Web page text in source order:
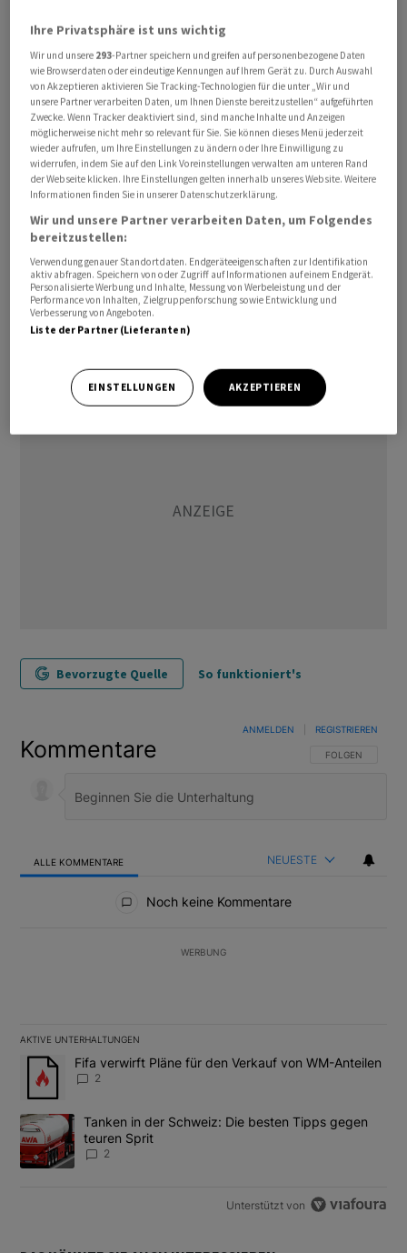
Oneida übernehme dazu global Wartung, Reparaturen
und biete zudem ein Upgrade mit aktueller Inficon-
Transpector-Massenspektrometertechnik an, heisst es
in einer Mitteilung vom Freitagabend.
awp-robot/ls/
Bevorzugte Quelle So funktioniert's
Kommentare FOLGE DIESER
FOLGEN
ANMELDEN REGISTRIEREN
ALLE KOMMENTARE NEUESTE
Noch keine Kommentare
WERBUNG
AKTIVE UNTERHALTUNGEN
Das Folgende ist eine Liste der am meisten kommentierten
Ein Trendartikel mit dem Titel "Fifa verwirft Pläne für den
Fifa verwirft Pläne für den Verkauf von WM-Anteilen
2
Ein Trendartikel mit dem Titel "Tanken in der Schweiz: Die
Tanken in der Schweiz: Die besten Tipps gegen
teuren Sprit
2
Unterstützt von
Ihre Privatsphäre ist uns wichtig
Wir und unsere 293-Partner speichern und greifen auf personenbezogene Daten
wie Browserdaten oder eindeutige Kennungen auf Ihrem Gerät zu. Durch Auswahl
von Akzeptieren aktivieren Sie Tracking-Technologien für die unter „Wir und
unsere Partner verarbeiten Daten, um Ihnen Dienste bereitzustellen“ aufgeführten
Zwecke. Wenn Tracker deaktiviert sind, sind manche Inhalte und Anzeigen
möglicherweise nicht mehr so relevant für Sie. Sie können dieses Menü jederzeit
wieder aufrufen, um Ihre Einstellungen zu ändern oder Ihre Einwilligung zu
widerrufen, indem Sie auf den Link Voreinstellungen verwalten am unteren Rand
der Webseite klicken. Ihre Einstellungen gelten innerhalb unseres Website. Weitere
Informationen finden Sie in unserer Datenschutzerklärung.
Wir und unsere Partner verarbeiten Daten, um Folgendes
bereitzustellen:
Verwendung genauer Standortdaten. Endgeräteeigenschaften zur Identifikation
aktiv abfragen. Speichern von oder Zugriff auf Informationen auf einem Endgerät.
Personalisierte Werbung und Inhalte, Messung von Werbeleistung und der
Performance von Inhalten, Zielgruppenforschung sowie Entwicklung und
Verbesserung von Angeboten.
Liste der Partner (Lieferanten)
EINSTELLUNGEN AKZEPTIEREN